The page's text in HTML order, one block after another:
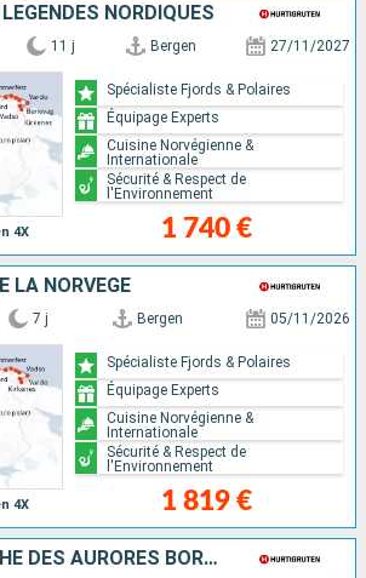
NORDIQUES
4X
11 j Bergen 27/11/2027
1 740 €
Spécialiste Fjords & Polaires
Équipage Experts
Cuisine Norvégienne &
Internationale
Sécurité & Respect de
l'Environnement
LA NORVÈGE
4X
7 j Bergen 05/11/2026
1 819 €
Spécialiste Fjords & Polaires
Équipage Experts
Cuisine Norvégienne &
Internationale
Sécurité & Respect de
l'Environnement
À LA RECHERCHE DES AURORES BORÉALES